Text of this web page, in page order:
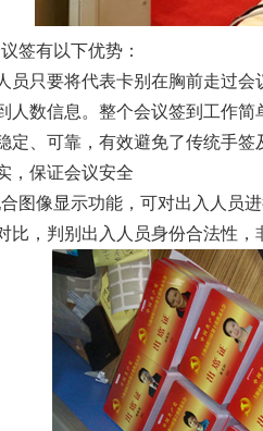
签有以下优势：
员只要将代表卡别在胸前走过
人数信息。整个会议签到工作
定、可靠，有效避免了传统手
，保证会议安全
图像显示功能，可对出入人员
比，判别出入人员身份合法性